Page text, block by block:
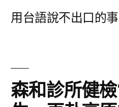
用台語說不出口的事
森和診所健